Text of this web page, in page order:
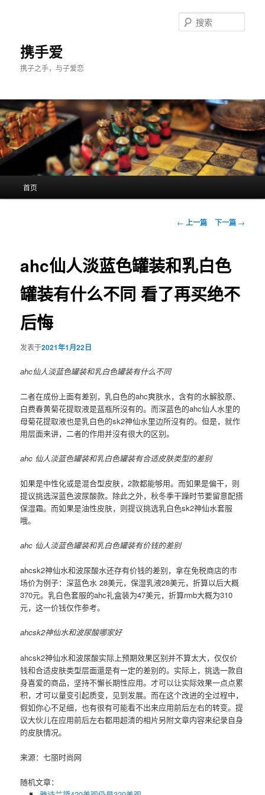
携手爱
携子之手，与子爱恋
索
首页
文
航
← 上一篇 下一篇 →
ahc仙人淡蓝色罐装和乳白色
罐装有什么不同 看了再买绝不
后悔
发表于2021年1月22日
ahc仙人淡蓝色罐装和乳白色罐装有什么不同
二者在成份上面有差别，乳白色的ahc爽肤水，含有的水解胶原、
白费春黄菊花提取液是蓝瓶所沒有的。而深蓝色的ahc仙人水里的
母菊花提取液也是乳白色的sk2神仙水里边所沒有的。但是，就作
用层面来讲，二者的作用并沒有很大的区别。
ahc 仙人淡蓝色罐装和乳白色罐装有合适皮肤类型的差别
如果是中性化或是混合型皮肤，2款都能够用。而如果是偏干，则
提议挑选深蓝色波尿酸款。除此之外，秋冬季干躁时节要留意配搭
保湿霜。而如果是油性皮肤，则提议挑选乳白色sk2神仙水套服
哦。
ahc 仙人淡蓝色罐装和乳白色罐装有价钱的差别
ahcsk2神仙水和波尿酸水还存有价钱的差别，拿在免税商店的市
场价为例子：深蓝色水 28美元，保湿乳液28美元，折算以后大概
370元。乳白色套服的ahc礼盒装为47美元，折算rmb大概为310
元，这一价钱仅作参考。
ahcsk2神仙水和波尿酸哪家好
ahcsk2神仙水和波尿酸实际上预期效果区别并不算太大，仅仅价
钱和合适皮肤类型层面還是有一定的差别的。实际上，挑选一款自
身喜爱的商品，坚持不懈长期性应用。才可以让实际效果一点点累
积，才可以量变引起质变，见到发展。而在这个改进的全过程中，
假如你心不足细，也有很有可能看不出来应用前后左右的转变。提
议大伙儿在应用前后左右都用超清的相片另附文章内容来纪录自身
的皮肤情况。
来源：七丽时尚网
随机文章：